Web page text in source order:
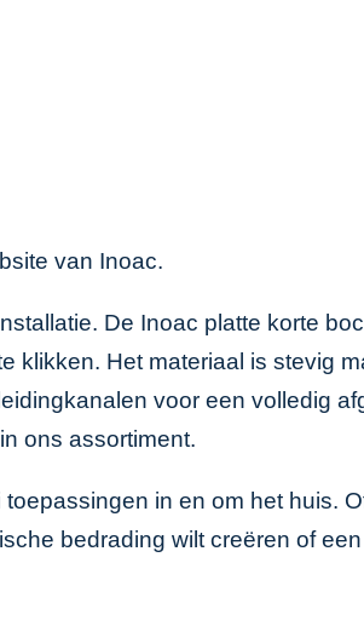
van Inoac.
De Inoac platte korte
Het materiaal is stevig
voor een volledig
ons assortiment.
in en om het huis.
bedrading wilt creëren of